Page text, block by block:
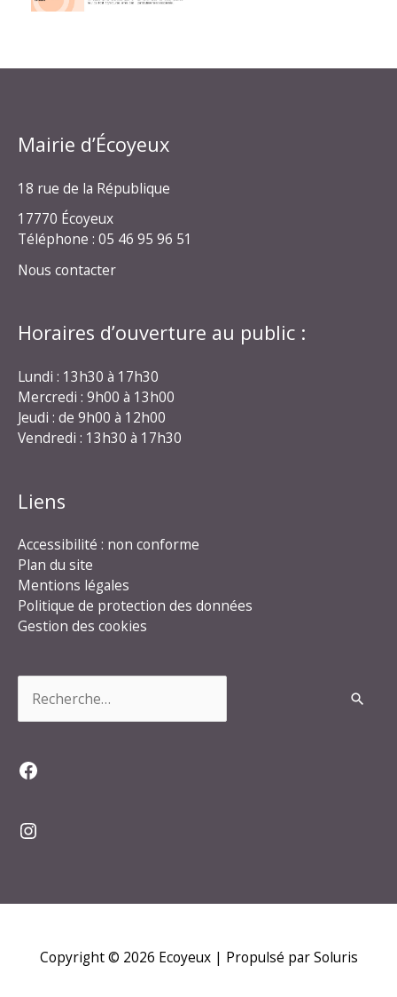
Mairie d’Écoyeux
18 rue de la République
17770 Écoyeux
Téléphone : 05 46 95 96 51
Nous contacter
Horaires d’ouverture au public :
Lundi : 13h30 à 17h30
Mercredi : 9h00 à 13h00
Jeudi : de 9h00 à 12h00
Vendredi : 13h30 à 17h30
Liens
Accessibilité : non conforme
Plan du site
Mentions légales
Politique de protection des données
Gestion des cookies
Facebook
Instagram
Copyright © 2026 Ecoyeux| Propulsé par Soluris